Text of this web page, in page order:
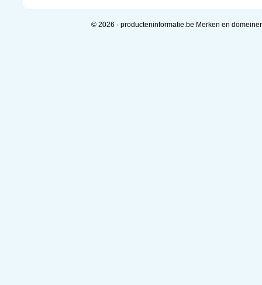
© 2026 · producteninformatie.be Merken en